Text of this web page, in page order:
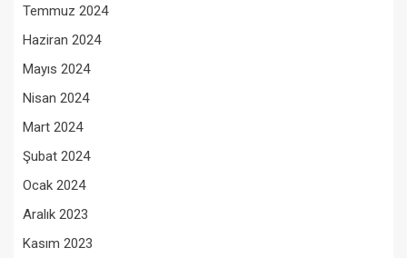
Temmuz 2024
Haziran 2024
Mayıs 2024
Nisan 2024
Mart 2024
Şubat 2024
Ocak 2024
Aralık 2023
Kasım 2023